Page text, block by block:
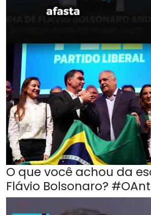
O que você achou da
Flávio Bolsonaro?